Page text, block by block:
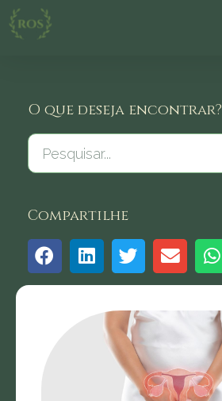
O que deseja encontrar?
Compartilhe